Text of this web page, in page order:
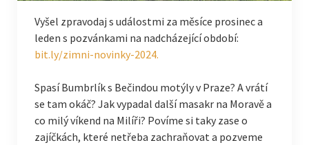
Vyšel zpravodaj s událostmi za měsíce prosinec a
leden s pozvánkami na nadcházející období:
bit.ly/zimni-novinky-2024.
Spasí Bumbrlík s Bečindou motýly v Praze? A vrátí
se tam okáč? Jak vypadal další masakr na Moravě a
co milý víkend na Milíři? Povíme si taky zase o
zajíčkách, které netřeba zachraňovat a pozveme